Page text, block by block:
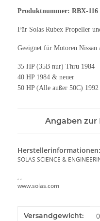
Produktnummer: RBX-116
Für Solas Rubex Propeller
Geeignet für Motoren Nissan
35 HP (35B nur) Thru 1984
40 HP 1984 & neuer
50 HP (Alle außer 50C)
Angaben
Herstellerinformationen:
SOLAS SCIENCE &
, ,
www.solas.com
Produkteigenschaft
Wert
Versandgewicht: